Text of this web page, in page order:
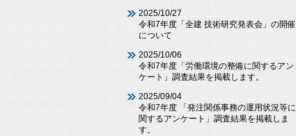
2025/10/27
令和7年度「全建 技術研究発表会」の開催
について
2025/10/06
令和7年度「労働環境の整備に関するアン
ケート」調査結果を掲載します。
2025/09/04
令和7年度 「発注関係事務の運用状況等に
関するアンケート」調査結果を掲載しま
す。